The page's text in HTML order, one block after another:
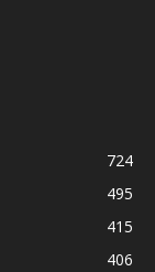
724
495
415
406